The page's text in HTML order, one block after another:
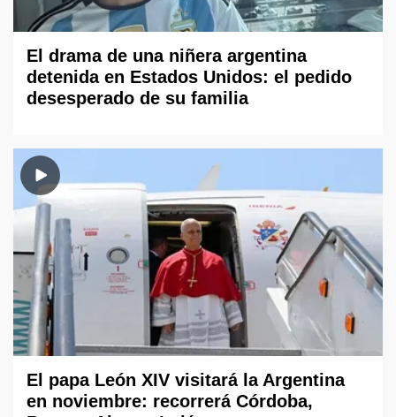
El drama de una niñera argentina
detenida en Estados Unidos: el pedido
desesperado de su familia
El papa León XIV visitará la Argentina
en noviembre: recorrerá Córdoba,